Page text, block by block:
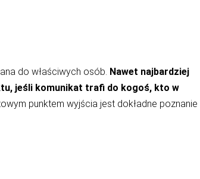
do właściwych osób. Nawet najbardziej
jeśli komunikat trafi do kogoś, kto w
punktem wyjścia jest dokładne poznanie